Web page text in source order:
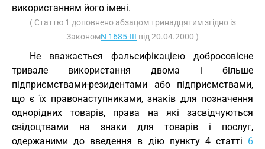
використанням його імені.
( Статтю 1 доповнено абзацом тринадцятим згідно із
ЗакономN 1685-III від 20.04.2000 )
Не вважається фальсифікацією добросовісне
тривале використання двома і більше
підприємствами-резидентами або підприємствами,
що є їх правонаступниками, знаків для позначення
однорідних товарів, права на які засвідчуються
свідоцтвами на знаки для товарів і послуг,
одержаними до введення в дію пункту 4 статті 6